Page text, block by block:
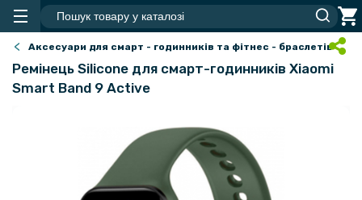
Аксесуари для смарт - годинників та фітнес - браслетів
Ремінець Silicone для смарт-годинників Xiaomi
Smart Band 9 Active